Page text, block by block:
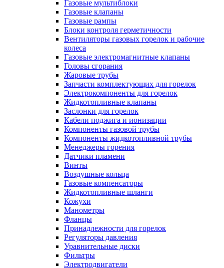
Газовые мультиблоки
Газовые клапаны
Газовые рампы
Блоки контроля герметичности
Вентиляторы газовых горелок и рабочие
колеса
Газовые электромагнитные клапаны
Головы сгорания
Жаровые трубы
Запчасти комплектующих для горелок
Электрокомпоненты для горелок
Жидкотопливные клапаны
Заслонки для горелок
Кабели поджига и ионизации
Компоненты газовой трубы
Компоненты жидкотопливной трубы
Менеджеры горения
Датчики пламени
Винты
Воздушные кольца
Газовые компенсаторы
Жидкотопливные шланги
Кожухи
Манометры
Фланцы
Принадлежности для горелок
Регуляторы давления
Уравнительные диски
Фильтры
Электродвигатели